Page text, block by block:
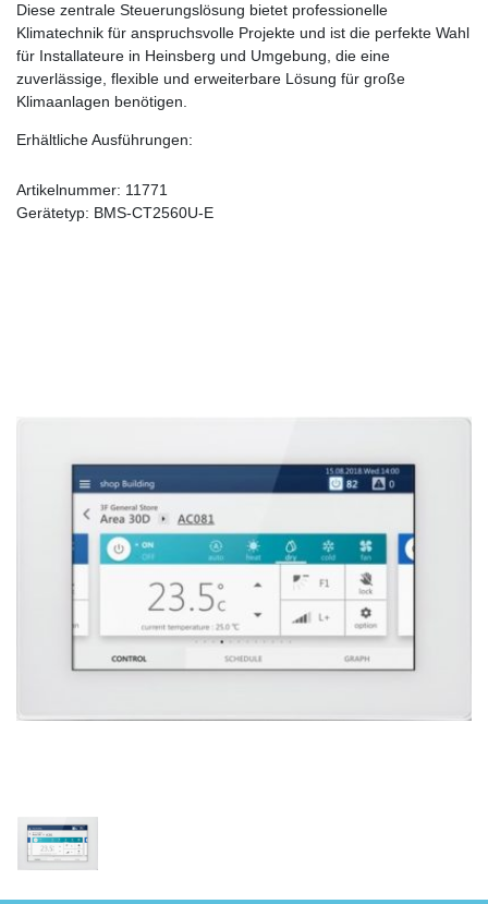
Diese zentrale Steuerungslösung bietet professionelle
Klimatechnik für anspruchsvolle Projekte und ist die perfekte Wahl
für Installateure in Heinsberg und Umgebung, die eine
zuverlässige, flexible und erweiterbare Lösung für große
Klimaanlagen benötigen.
Erhältliche Ausführungen:
Artikelnummer: 11771
Gerätetyp: BMS-CT2560U-E